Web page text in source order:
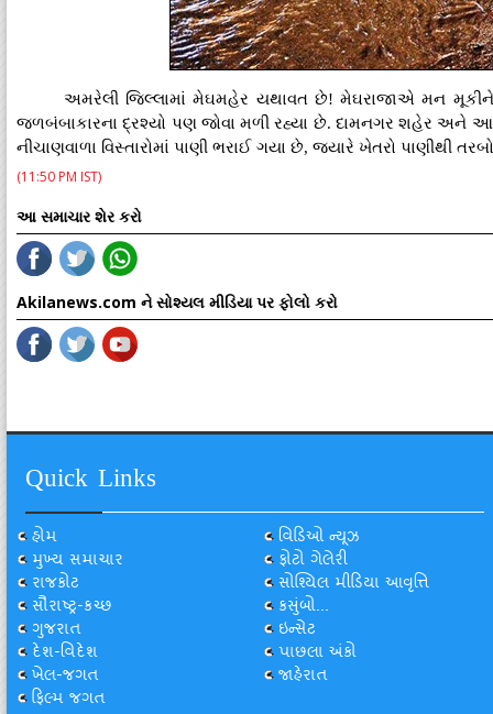
અમરેલી જિલ્લામાં મેઘમહેર યથાવત છે! મેઘરાજાએ મન મૂકીને
જળબંબાકારના દ્રશ્યો પણ જોવા મળી રહ્યા છે. દામનગર શહેર અને
નીચાણવાળા વિસ્તારોમાં પાણી ભરાઈ ગયા છે, જ્યારે ખેતરો પાણીથી
(11:50 PM IST)
આ સમાચાર શેર કરો
Akilanews.com ને સોશ્યલ મીડિયા પર ફોલો કરો
Quick Links
હોમ
મુખ્ય સમાચાર
રાજકોટ
સૌરાષ્ટ્ર-કચ્છ
ગુજરાત
દેશ-વિદેશ
ખેલ-જગત
ફિલ્મ જગત
વિડિઓ ન્યૂઝ
ફોટો ગેલેરી
સોશ્યિલ મીડિયા આવૃત્તિ
કસુંબો...
ઇન્સેટ
પાછલા અંકો
જાહેરાત